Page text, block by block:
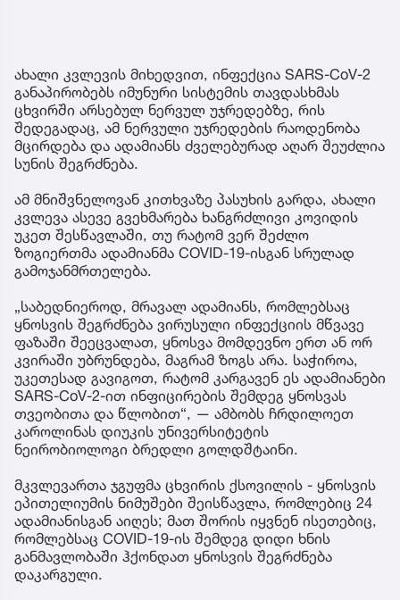
ახალი კვლევის მიხედვით, ინფექცია SARS-CoV-2
განაპირობებს იმუნური სისტემის თავდასხმას
ცხვირში არსებულ ნერვულ უჯრედებზე, რის
შედეგადაც, ამ ნერვული უჯრედების რაოდენობა
მცირდება და ადამიანს ძველებურად აღარ შეუძლია
სუნის შეგრძნება.
ამ მნიშვნელოვან კითხვაზე პასუხის გარდა, ახალი
კვლევა ასევე გვეხმარება ხანგრძლივი კოვიდის
უკეთ შესწავლაში, თუ რატომ ვერ შეძლო
ზოგიერთმა ადამიანმა COVID-19-ისგან სრულად
გამოჯანმრთელება.
„საბედნიეროდ, მრავალ ადამიანს, რომლებსაც
ყნოსვის შეგრძნება ვირუსული ინფექციის მწვავე
ფაზაში შეეცვალათ, ყნოსვა მომდევნო ერთ ან ორ
კვირაში უბრუნდება, მაგრამ ზოგს არა. საჭიროა,
უკეთესად გავიგოთ, რატომ კარგავენ ეს ადამიანები
SARS-CoV-2-ით ინფიცირების შემდეგ ყნოსვას
თვეობითა და წლობით“, — ამბობს ჩრდილოეთ
კაროლინას დიუკის უნივერსიტეტის
ნეირობიოლოგი ბრედლი გოლდშტაინი.
მკვლევართა ჯგუფმა ცხვირის ქსოვილის - ყნოსვის
ეპითელიუმის ნიმუშები შეისწავლა, რომლებიც 24
ადამიანისგან აიღეს; მათ შორის იყვნენ ისეთებიც,
რომლებსაც COVID-19-ის შემდეგ დიდი ხნის
განმავლობაში ჰქონდათ ყნოსვის შეგრძნება
დაკარგული.